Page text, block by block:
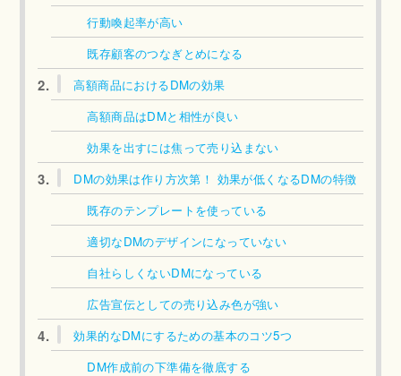
行動喚起率が高い
既存顧客のつなぎとめになる
2.
高額商品におけるDMの効果
高額商品はDMと相性が良い
効果を出すには焦って売り込まない
3.
DMの効果は作り方次第！ 効果が低くなるDMの特徴
既存のテンプレートを使っている
適切なDMのデザインになっていない
自社らしくないDMになっている
広告宣伝としての売り込み色が強い
4.
効果的なDMにするための基本のコツ5つ
DM作成前の下準備を徹底する